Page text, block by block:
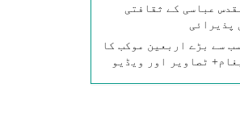
عباسی کے ثقافتی
پذیرائی
سے بڑے اربعین موکب کا
ٹصاویر اور ویڈیو